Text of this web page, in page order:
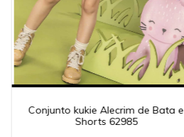
Conjunto kukie Alecrim de Bata e
Shorts 62985